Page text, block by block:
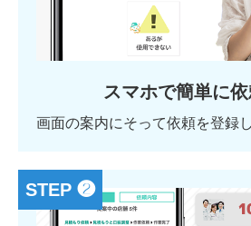
スマホで簡単に
画面の案内にそって依頼を登録し
STEP ❷